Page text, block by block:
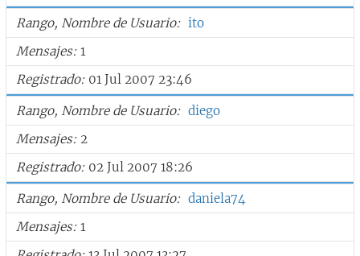
Rango, Nombre de Usuario
ito
Mensajes 1
Registrado 01 Jul 2007 23:46
Rango, Nombre de Usuario
diego
Mensajes 2
Registrado 02 Jul 2007 18:26
Rango, Nombre de Usuario
daniela74
Mensajes 1